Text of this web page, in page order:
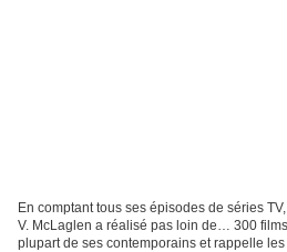
En comptant tous ses épisodes de séries
V. McLaglen a réalisé pas loin de… 300
plupart de ses contemporains et rappelle les